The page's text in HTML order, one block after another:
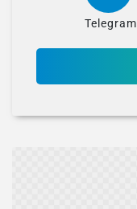
Telegram